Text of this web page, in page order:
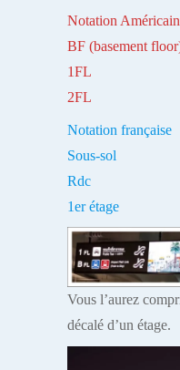
Notation
BF (basement
1FL
2FL
Notation française
Sous-sol
Rdc
1er étage
Vous l’aurez
décalé d’un étage.